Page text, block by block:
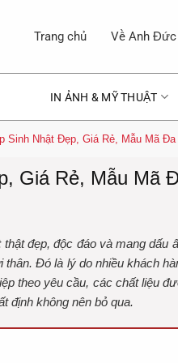
Trang chủ Về Anh
IN ẢNH & MỸ THUẬT
Sinh Nhật Đẹp, Giá Rẻ, Mẫu Mã Đa
Giá Rẻ, Mẫu Mã
thật đẹp, độc đáo và mang dấu
thân. Đó là lý do nhiều khách
theo yêu cầu, các chất liệu
định không nên bỏ qua.